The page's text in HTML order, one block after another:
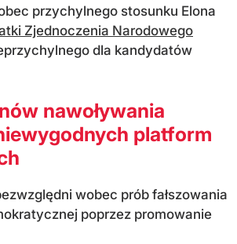
przychylnego stosunku Elona
Zjednoczenia Narodowego
dla kandydatów
nawoływania
platform
wobec prób fałszowania
poprzez promowanie